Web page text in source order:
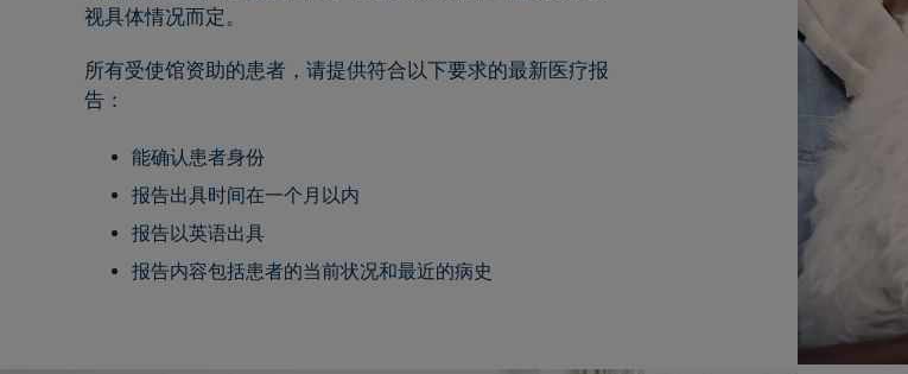
视具体情况而定。
所有受使馆资助的患者，请提供符合以下要求的最新医疗报
告：
能确认患者身份
报告出具时间在一个月以内
报告以英语出具
报告内容包括患者的当前状况和最近的病史